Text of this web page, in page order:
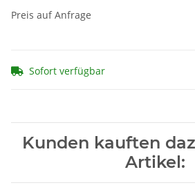
Preis auf Anfrage
Sofort verfügbar
Kunden kauften
Artikel: